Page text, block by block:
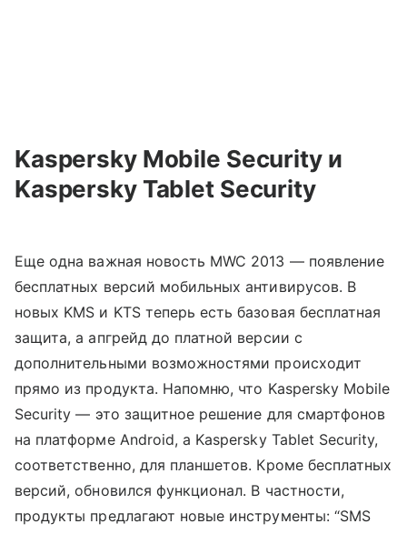
Kaspersky Mobile Security и
Kaspersky Tablet Security
Еще одна важная новость MWC 2013 — появление
бесплатных версий мобильных антивирусов. В
новых KMS и KTS теперь есть базовая бесплатная
защита, а апгрейд до платной версии с
дополнительными возможностями происходит
прямо из продукта. Напомню, что Kaspersky Mobile
Security — это защитное решение для смартфонов
на платформе Android, а Kaspersky Tablet Security,
соответственно, для планшетов. Кроме бесплатных
версий, обновился функционал. В частности,
продукты предлагают новые инструменты: “SMS